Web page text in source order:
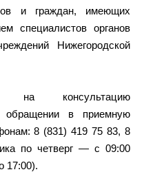
и граждан, имеющих
специалистов органов
Нижегородской
на консультацию
обращении в приемную
8 (831) 419 75 83, 8
по четверг — с 09:00
17:00).